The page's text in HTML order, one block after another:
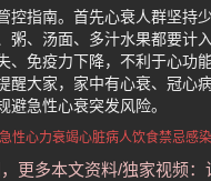
指南。首先心衰人群坚持
、汤面、多汁水果都要计
免疫力下降，不利于心功
大家，家中有心衰、冠心
急性心衰突发风险。
性心力衰竭心脏病人饮食禁忌感
更多本文资料/独家视频：